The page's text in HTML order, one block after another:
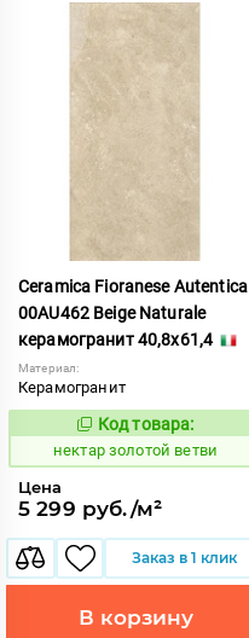
Ceramica Fioranese Autentica
00AU462 Beige Naturale
керамогранит 40,8x61,4
Материал:
Керамогранит
1129134
Код товара:
нектар золотой ветви
Цена
5 299 руб./м²
Заказ в 1 клик
В корзину